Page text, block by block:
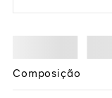
Composição